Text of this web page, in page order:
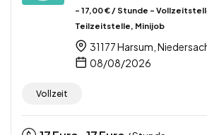
– 17,00 € / Stunde –
Teilzeitstelle, Minijob
31177 Harsum,
08/08/2026
Vollzeit